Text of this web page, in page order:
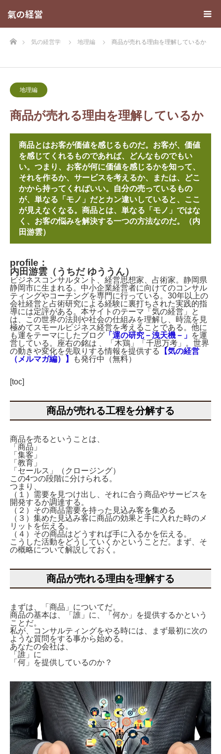
氣の経営
ホーム気の経営学 地理編 商品が売れる理由を理解しているか
地理編
商品が売れる理由を理解しているか
商品とはお客が価値を感じるものだ。お客が、価値
を感じてくれるものであれば、どんなものでもい
い。つまり、お客が何に価値を感じるかを知って、
それを作るか、サービスを考えるか、または、どこ
かから持ってくればいい。自分の売っているもの
が、単なる「モノ」だとカン違いしていると、ここ
が見えなくなる。商品とは、単なる「モノ」ではな
く、お客の悩みを解決する一つの方法なのだ。（内
田游雲）
profile：
内田游雲（うちだ ゆううん）
ビジネスコンサルタント、経営思想家、占術家。静岡県
静岡市に生まれる。中小企業経営者に向けてのコンサル
ティングやコーチングを専門に行っている。30年以上の
会社経営と占術研究による経験に裏打ちされた実践的指
導には定評がある。本サイトのテーマ「気の経営」と
は、この世界の法則や社会の仕組みを理解し、時流を見
極めてスモールビジネス経営を考えることである。他に
も運をテーマにしたブログ 「運の研究－洩天機－」 を運
営している。座右の銘は 、「木鶏」「千思万考」。世界
の動きや変化を先取りする情報を提供する
【気の経営
（メルマガ編）】
も発行中（無料）
[toc]
商品が売れる工程を分解する
商品を売るということは、
「商品」
「集客」
「教育」
「セールス」（クロージング）
この4つの段階に分けられる。
つまり、
（１）需要を見つけ出し、それに合う商品やサービスを
開発するか調達する。
（２）その商品需要を持った見込み客を集める
（３）集めた見込み客に商品の効果と手に入れた時のメ
リットを伝える。
（４）その商品はどうすれば手に入るかを伝える。
こうした活動をどうしていくかということだ。まず、そ
の概略について解説しておく。
商品が売れる理由を理解する
まずは、「商品」についてだ。
商品の基本は、「誰」に、「何か」を提供するかという
ことだ。
私が、コンサルティングをやる時には、まず最初に次の
ような質問をする事から始める。
あなたの会社は、
「誰」に
「何」を提供しているのか？